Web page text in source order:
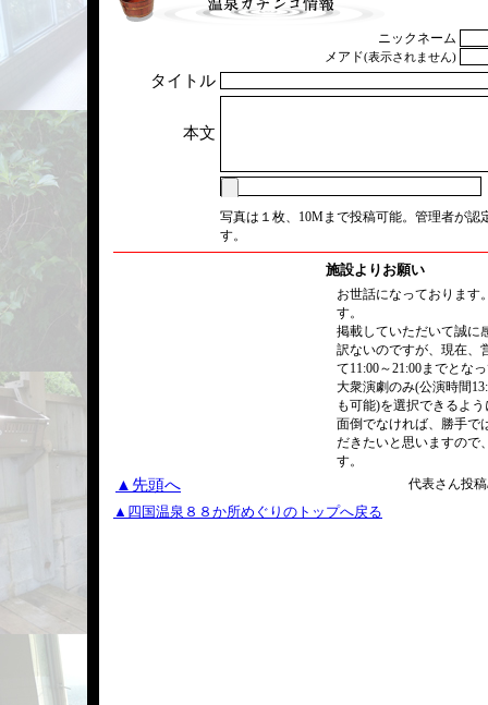
ニックネーム
メアド(表示されません)
タイトル
本文
写真は１枚、10Mまで投稿可能。管理者が認
す。
施設よりお願い
お世話になっております
す。
掲載していただいて誠に
訳ないのですが、現在、
て11:00～21:00までとな
大衆演劇のみ(公演時間
も可能)を選択できるよ
面倒でなければ、勝手で
だきたいと思いますので
す。
▲先頭へ 代表さん投稿
▲四国温泉８８か所めぐりのトップへ戻る